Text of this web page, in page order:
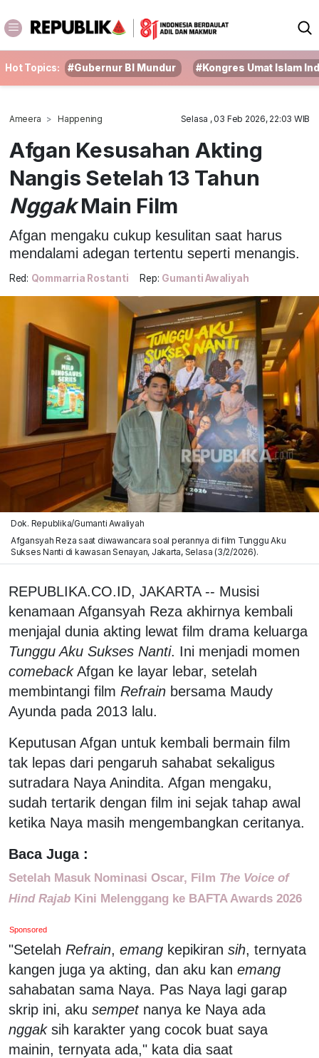
Hot Topics: #Gubernur BI Mundur #Kongres Umat Islam
Ameera Happening Selasa , 03 Feb 2026, 22:03 WIB
Afgan Kesusahan Akting
Nangis Setelah 13 Tahun
NggakMain Film
Afgan mengaku cukup kesulitan saat harus
mendalami adegan tertentu seperti menangis.
Red: Qommarria Rostanti Rep: Gumanti Awaliyah
Dok. Republika/Gumanti Awaliyah
Afgansyah Reza saat diwawancara soal perannya di film Tunggu Aku
Sukses Nanti di kawasan Senayan, Jakarta, Selasa (3/2/2026).
REPUBLIKA.CO.ID, JAKARTA -- Musisi
kenamaan Afgansyah Reza akhirnya kembali
menjajal dunia akting lewat film drama keluarga
Tunggu Aku Sukses Nanti. Ini menjadi momen
comebackAfgan ke layar lebar, setelah
membintangi film Refrain bersama Maudy
Ayunda pada 2013 lalu.
Keputusan Afgan untuk kembali bermain film
tak lepas dari pengaruh sahabat sekaligus
sutradara Naya Anindita. Afgan mengaku,
sudah tertarik dengan film ini sejak tahap awal
ketika Naya masih mengembangkan ceritanya.
Baca Juga :
Setelah Masuk Nominasi Oscar, Film The Voice of
Hind Rajab Kini Melenggang ke BAFTA Awards 2026
Sponsored
"Setelah Refrain, emang kepikiran sih, ternyata
kangen juga ya akting, dan aku kan emang
sahabatan sama Naya. Pas Naya lagi garap
skrip ini, aku sempetnanya ke Naya ada
nggaksih karakter yang cocok buat saya
mainin, ternyata ada," kata dia saat